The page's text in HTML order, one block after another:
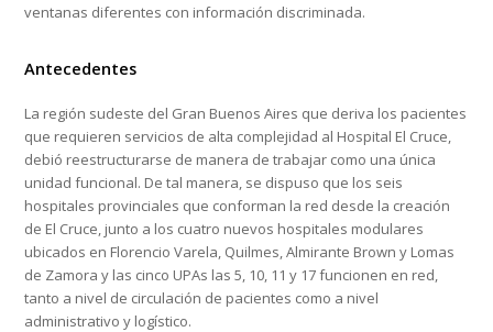
ventanas diferentes con información discriminada.
Antecedentes
La región sudeste del Gran Buenos Aires que deriva los pacientes
que requieren servicios de alta complejidad al Hospital El Cruce,
debió reestructurarse de manera de trabajar como una única
unidad funcional. De tal manera, se dispuso que los seis
hospitales provinciales que conforman la red desde la creación
de El Cruce, junto a los cuatro nuevos hospitales modulares
ubicados en Florencio Varela, Quilmes, Almirante Brown y Lomas
de Zamora y las cinco UPAs las 5, 10, 11 y 17 funcionen en red,
tanto a nivel de circulación de pacientes como a nivel
administrativo y logístico.